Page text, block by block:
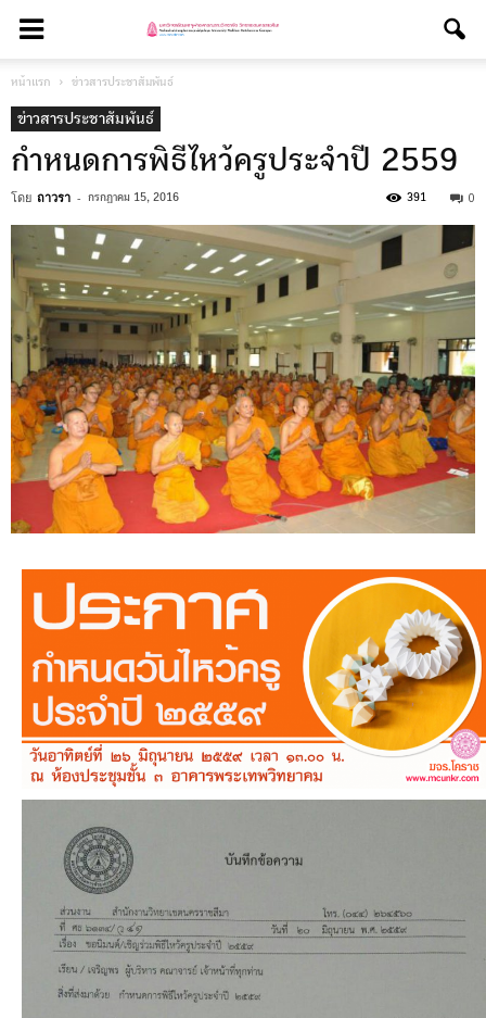
หน้าแรก ข่าวสารประชาสัมพันธ์
ข่าวสารประชาสัมพันธ์
กำหนดการพิธีไหว้ครูประจำปี 2559
โดย ถาวรา - กรกฎาคม 15, 2016 0
391